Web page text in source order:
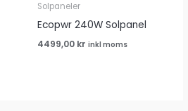
Solpaneler
Ecopwr 240W Solpanel
4499,00 kr inkl moms